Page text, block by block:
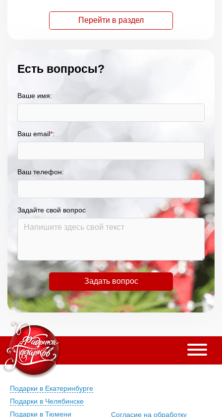
Перейти в раздел
Есть вопросы?
Ваше имя:
Ваш email*:
Ваш телефон:
Задайте свой вопрос
Задать вопрос
Подарки в Екатеринбурге
Подарки в Челябинске
Подарки в Тюмени
Согласие на обработку